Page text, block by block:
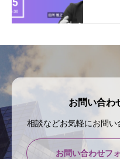
お問い合わ
相談などお気軽にお問い
お問い合わせフ